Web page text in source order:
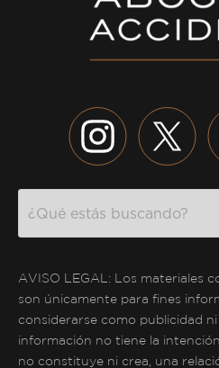
AVISO LEGAL: Los materiales
son únicamente para fines
considerarse como publicidad ni
información no tiene la
no constituye ni crea, una